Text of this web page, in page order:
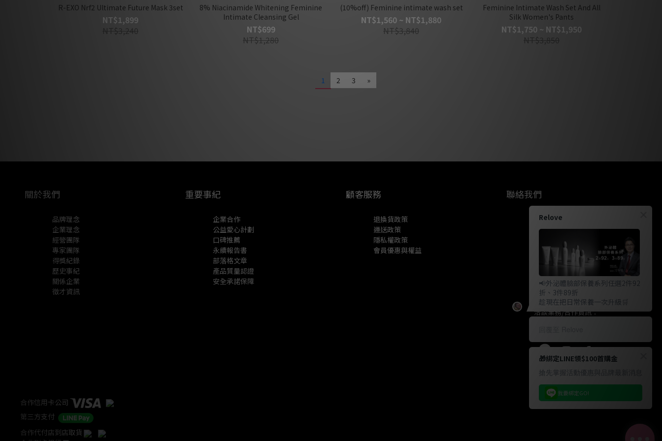
R-EXO Nrf2 Ultimate Future Mask 3set
NT$1,899
NT$3,240
8% Niacinamide Whitening Feminine
Intimate Cleansing Gel
NT$699
NT$1,280
(10%off) Feminine intimate wash set
NT$1,560 ~ NT$1,880
NT$3,840
Feminine Intimate Wash Set And All
Silk Women's Pants
NT$1,750 ~ NT$1,950
NT$3,850
1 2 3 »
關於我們
品牌理念
企業理念
經營團隊
專家團隊
得獎紀錄
歷史事紀
關係企業
徵才資訊
重要事紀
企業合作
公益愛心計劃
口碑推薦
永續報告書
部落格文章
產品質量認證
安全承諾保障
顧客服務
退換貨政策
運送政策
隱私權政策
會員優惠與權益
聯絡我們
上騰美研股份有限公司
統編: 83263746
製造商地址：114台北市內湖區行
善路353號7樓 (不對外營業)
客戶服務信箱：
customer@relove.page
客戶服務電話：0800-060-801
上班時間：週一至週五
10:30~18:30
洽談業務/合作資訊：
合作信用卡公司
第三方支付
合作代付店到店取貨
Relove
📢外泌體臉部保養系列任選2件92
折、3件89折
趁現在把日常保養一次升級🛒
🎁綁定LINE領$100首購金
搶先掌握活動優惠與品牌最新消息
我要綁定GO!